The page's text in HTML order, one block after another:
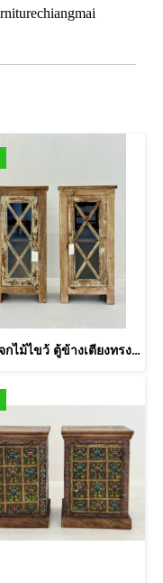
ตู้กระจกไม้ไขว้ ตู้ข้างเตียงทรงสูง